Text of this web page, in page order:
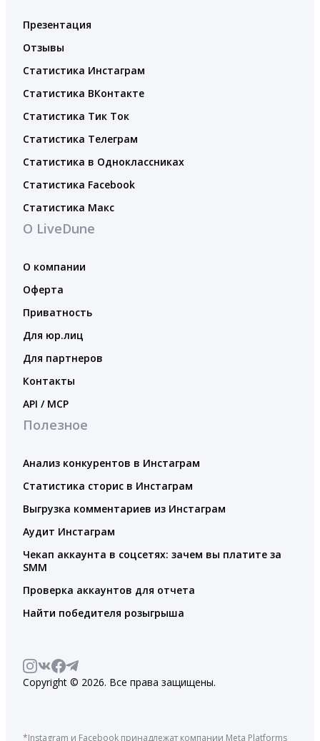
Презентация
Отзывы
Статистика Инстаграм
Статистика ВКонтакте
Статистика Тик Ток
Статистика Телеграм
Статистика в Одноклассниках
Статистика Facebook
Статистика Макс
О LiveDune
О компании
Оферта
Приватность
Для юр.лиц
Для партнеров
Контакты
API / MCP
Полезное
Анализ конкурентов в Инстаграм
Статистика сторис в Инстаграм
Выгрузка комментариев из Инстаграм
Аудит Инстаграм
Чекап аккаунта в соцсетях: зачем вы платите за
SMM
Проверка аккаунтов для отчета
Найти победителя розыгрыша
Copyright © 2026. Все права защищены.
*Instagram и Facebook принадлежат компании Meta Platforms